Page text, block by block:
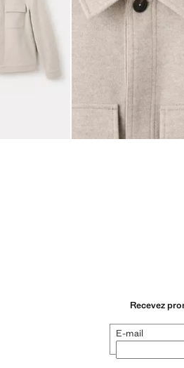
Recevez
E-mail